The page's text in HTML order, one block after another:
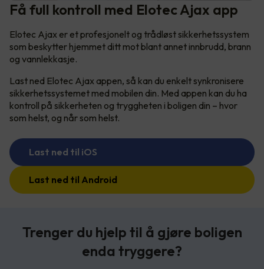
Få full kontroll med Elotec Ajax app
Elotec Ajax er et profesjonelt og trådløst sikkerhetssystem
som beskytter hjemmet ditt mot blant annet innbrudd, brann
og vannlekkasje.
Last ned Elotec Ajax appen, så kan du enkelt synkronisere
sikkerhetssystemet med mobilen din. Med appen kan du ha
kontroll på sikkerheten og tryggheten i boligen din – hvor
som helst, og når som helst.
Last ned til iOS
Last ned til Android
Trenger du hjelp til å gjøre boligen
enda tryggere?